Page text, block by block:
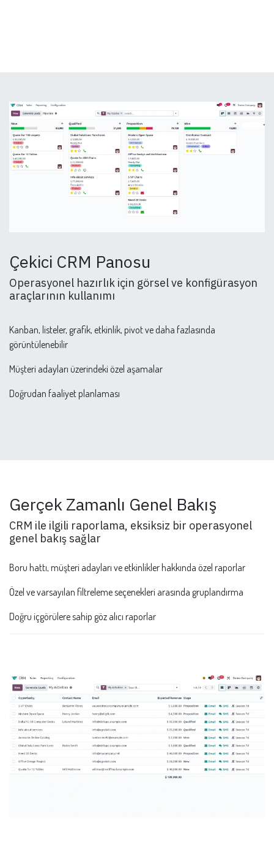
Çekici CRM Panosu
Operasyonel hazırlık için görsel ve konfigürasyon
araçlarının kullanımı
Kanban, listeler, grafik, etkinlik, pivot ve daha fazlasında
görüntülenebilir
Müşteri adayları üzerindeki özel aşamalar
Doğrudan faaliyet planlaması
Gerçek Zamanlı Genel Bakış
CRM ile ilgili raporlama, eksiksiz bir operasyonel
genel bakış sağlar
Boru hattı, müşteri adayları ve etkinlikler hakkında özel raporlar
Özel ve varsayılan filtreleme seçenekleri arasında gruplandırma
Doğru içgörülere sahip göz alıcı raporlar